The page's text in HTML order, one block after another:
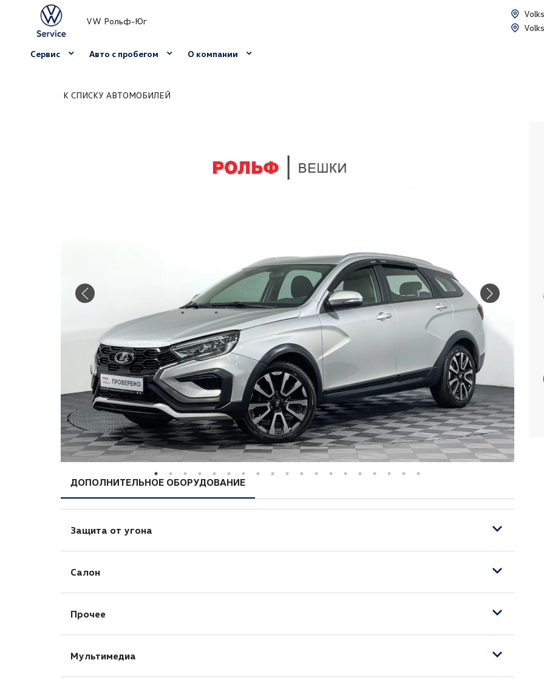
VW Рольф-Юг
Сервис Авто с пробегом О компании
К СПИСКУ АВТОМОБИЛЕЙ
ДОПОЛНИТЕЛЬНОЕ ОБОРУДОВАНИЕ
Защита от угона
Иммобилайзер
Салон
Отделка кожей рычага КПП
Подогрев передних сидений
Прочее
Мультимедиа